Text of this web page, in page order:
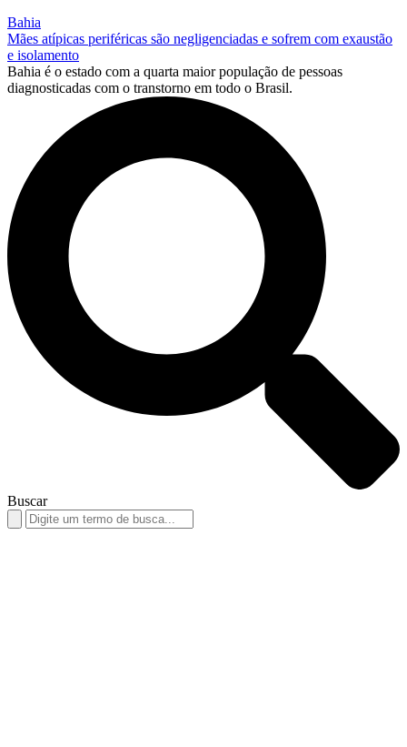
Bahia
Mães atípicas periféricas são negligenciadas e sofrem com exaustão
e isolamento
Bahia é o estado com a quarta maior população de pessoas
diagnosticadas com o transtorno em todo o Brasil.
Buscar
Search
for: